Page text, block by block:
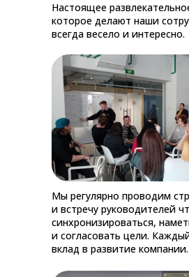
Настоящее
которое делают наши
всегда весело и интересно.
Мы регулярно проводим
и встречу руководителей
синхронизироваться,
и согласовать цели.
вклад в развитие компании.